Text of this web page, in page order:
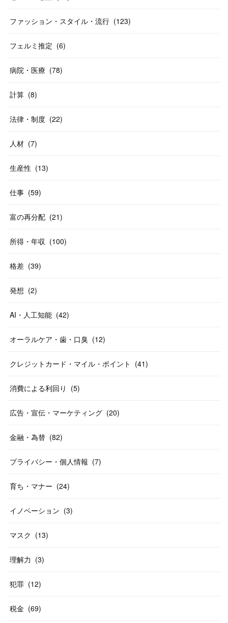
ファッション・スタイル・流行 (123)
フェルミ推定 (6)
病院・医療 (78)
計算 (8)
法律・制度 (22)
人材 (7)
生産性 (13)
仕事 (59)
富の再分配 (21)
所得・年収 (100)
格差 (39)
発想 (2)
AI・人工知能 (42)
オーラルケア・歯・口臭 (12)
クレジットカード・マイル・ポイント (41)
消費による利回り (5)
広告・宣伝・マーケティング (20)
金融・為替 (82)
プライバシー・個人情報 (7)
育ち・マナー (24)
イノベーション (3)
マスク (13)
理解力 (3)
犯罪 (12)
税金 (69)